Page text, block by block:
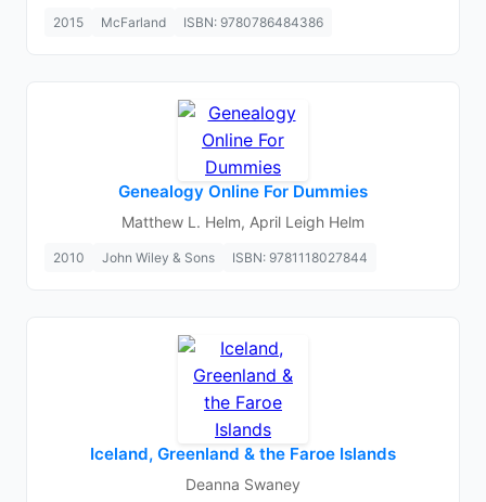
2015 McFarland ISBN: 9780786484386
Genealogy Online For Dummies
Matthew L. Helm, April Leigh Helm
2010 John Wiley & Sons ISBN: 9781118027844
Iceland, Greenland & the Faroe Islands
Deanna Swaney